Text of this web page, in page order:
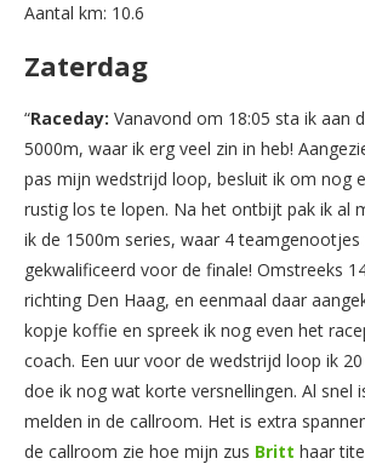
Aantal km: 10.6
Zaterdag
“Raceday: Vanavond om 18:05 sta ik aan
5000m, waar ik erg veel zin in heb!
pas mijn wedstrijd loop, besluit ik om nog
rustig los te lopen. Na het ontbijt pak ik al
ik de 1500m series, waar 4 teamgenootjes
gekwalificeerd voor de finale! Omstreeks
richting Den Haag, en eenmaal daar
kopje koffie en spreek ik nog even het
coach. Een uur voor de wedstrijd loop ik
doe ik nog wat korte versnellingen. Al snel
melden in de callroom. Het is extra
de callroom zie hoe mijn zus Britt haar